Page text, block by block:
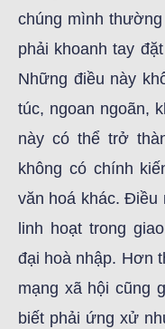
chúng mình
phải khoanh tay
Những điều này
túc, ngoan ngoãn,
này có thể trở
không có chính
văn hoá khác. Điều
linh hoạt trong
đại hoà nhập. Hơn
mạng xã hội cũng
biết phải ứng xử